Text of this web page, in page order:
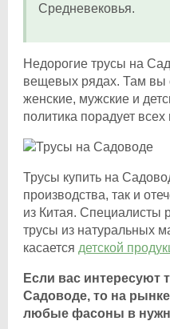
Средневековья.
Недорогие трусы на
вещевых рядах. Там вы
женские, мужские и
политика порадует всех
Трусы купить на
производства, так и
из Китая. Специалисты
трусы из натуральных
касается детской
Если вас интересуют
Садоводе, то на
любые фасоны в